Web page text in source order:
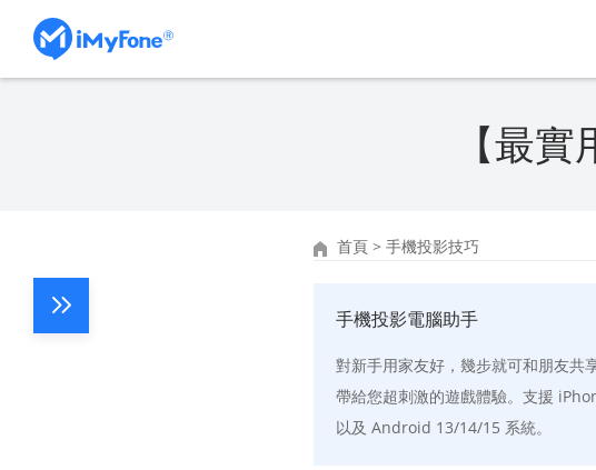
【最
首頁 > 手機投影技巧
手機投影電腦助手
對新手用家友好，幾步就可和朋友共
帶給您超刺激的遊戲體驗。支援
以及 Android 13/14/15 系統。